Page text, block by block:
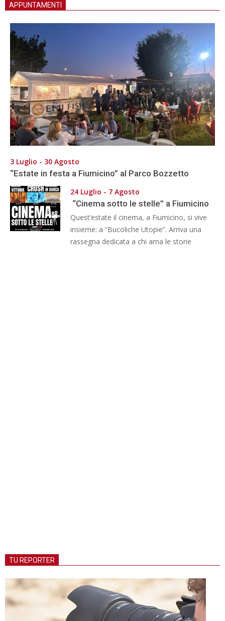
APPUNTAMENTI
3 Luglio - 30 Agosto
“Estate in festa a Fiumicino” al Parco Bozzetto
24 Luglio - 7 Agosto
“Cinema sotto le stelle” a Fiumicino
Quest’estate il cinema, a Fiumicino, si vive
insieme: a “Bucoliche Utopie”. Arriva una
rassegna dedicata a chi ama le storie
TU REPORTER